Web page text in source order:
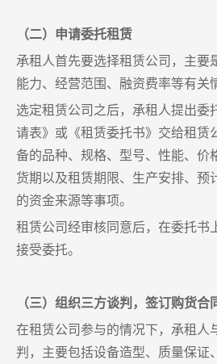
（二）申请委托租赁
承租人首先要选择租赁公司，主要
能力、经营范围、融资费率等有关
选定租赁公司之后，承租人提出委
请表》或《租赁委托书》交给租赁
备的品种、规格、型号、性能、价
货期以及租赁期限、生产安排、预
的资金来源等事项。
租赁公司经审核同意后，在委托书
接受委托。
（三）组织三方谈判，签订购货合
在租赁公司参与的情况下，承租人
判，主要包括设备造型、质量保证